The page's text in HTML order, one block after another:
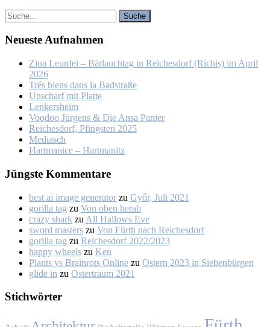
Neu­es­te Auf­nah­men
Ziua Leur­dei – Bär­lauch­tag in Rei­ches­dorf (Ri­chiș) im April
2026
Trés biens dans la Bad­stra­ße
Un­scharf mit Plat­te
Len­kers­heim
Voo­doo Jür­gens & Die An­sa Pa­nier
Rei­ches­dorf, Pfings­ten 2025
Me­dia­sch
Hart­ma­nice – Hart­ma­nitz
Jüngs­te Kom­men­ta­re
best ai image generator zu Győr, Ju­li 2021
gorilla tag zu Von oben her­ab
crazy shark zu All Hal­lows Eve
sword masters zu Von Fürth nach Rei­ches­dorf
gorilla tag zu Rei­ches­dorf 2022/2023
happy wheels zu Ken
Plants vs Brainrots Online zu Os­tern 2023 in Sie­ben­bür­gen
glide in zu Os­ter­traum 2021
Stich­wör­ter